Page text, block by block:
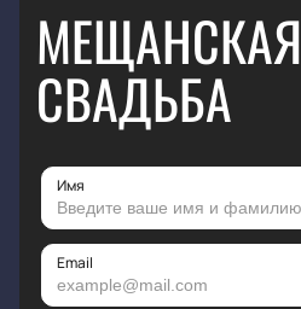
МЕЩАНСКАЯ
СВАДЬБА
Имя
Email